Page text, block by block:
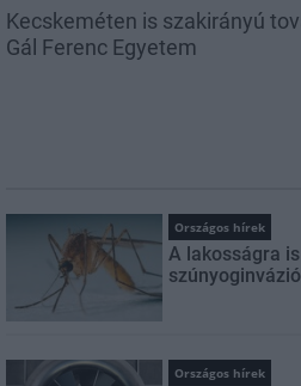
Kecskeméten is szakirányú
Gál Ferenc Egyetem
Országos hírek
A lakosságra
Országos hírek